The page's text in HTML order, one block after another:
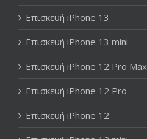
Επισκευή iPhone 13
Επισκευή iPhone 13 mini
Επισκευή iPhone 12 Pro Max
Επισκευή iPhone 12 Pro
Επισκευή iPhone 12